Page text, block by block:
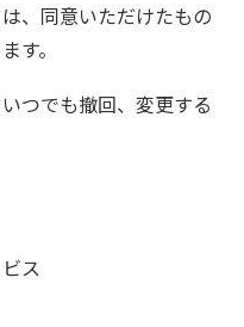
、同意いただけたもの
す。
つでも撤回、変更する
ス